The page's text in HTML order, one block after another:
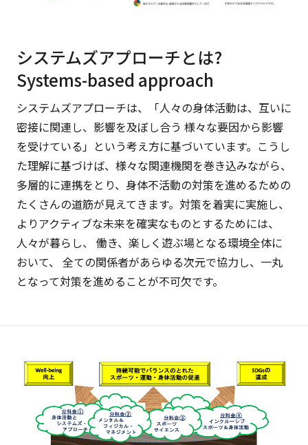
システムズアプローチとは?
Systems-based approach
システムズアプローチは、「人々の身体活動は、互いに
密接に関連し、影響を及ぼし合う 様々な要因から影響
を受けている」という考え方に基づいています。こうし
た理解に基づけば、様々な関連機関を巻き込みながら、
多層的に連携をとり、身体不活動の対策を進めるための
たくさんの道筋が見えてきます。対策を着実に実施し、
よりアクティブな未来を確実なものとするためには、
人々が暮らし、 働き、楽しく遊ぶ場となる環境全体に
おいて、 全ての関係者があらゆる次元で協力し、一丸
となって対策を進めることが不可欠です。